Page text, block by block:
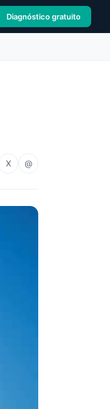
Diagnóstico gratuito
X @